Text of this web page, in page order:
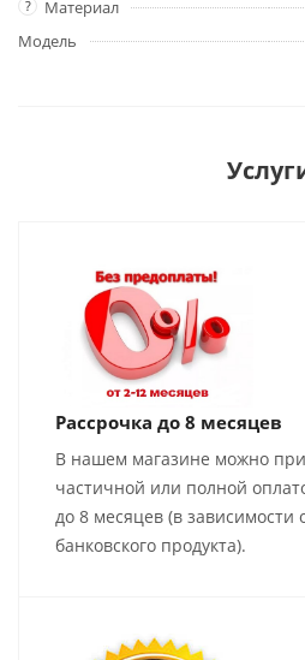
? Материал
Модель
Рассрочка до 8 месяцев
В нашем магазине можно
частичной или полной
до 8 месяцев (в зависимости
банковского продукта).